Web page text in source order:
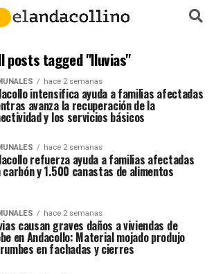
posts tagged "lluvias"
hace 2 semanas
intensifica ayuda a familias afectadas
avanza la recuperación de la
y los servicios básicos
hace 2 semanas
refuerza ayuda a familias afectadas
carbón y 1.500 canastas de alimentos
hace 2 semanas
causan graves daños a viviendas de
en Andacollo: Material mojado produjo
en fachadas y cierres